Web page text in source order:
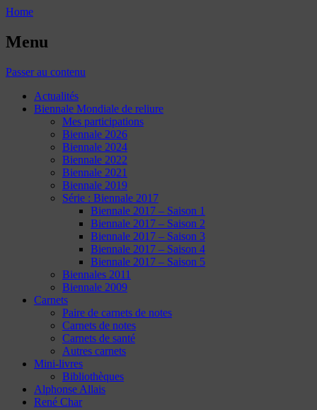
Home
Menu
Passer au contenu
Actualités
Biennale Mondiale de reliure
Mes participations
Biennale 2026
Biennale 2024
Biennale 2022
Biennale 2021
Biennale 2019
Série : Biennale 2017
Biennale 2017 – Saison 1
Biennale 2017 – Saison 2
Biennale 2017 – Saison 3
Biennale 2017 – Saison 4
Biennale 2017 – Saison 5
Biennales 2011
Biennale 2009
Carnets
Paire de carnets de notes
Carnets de notes
Carnets de santé
Autres carnets
Mini-livres
Bibliothèques
Alphonse Allais
René Char